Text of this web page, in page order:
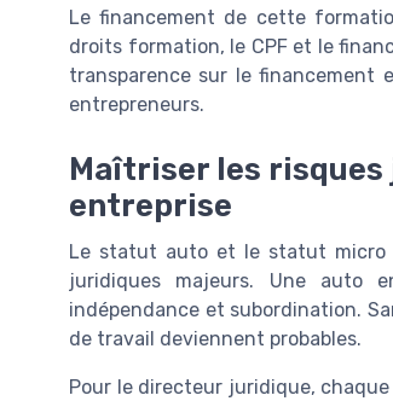
Le financement de cette
droits formation, le CPF et le
transparence sur le financement
entrepreneurs.
Maîtriser les
entreprise
Le statut auto et le statut micro
juridiques majeurs. Une auto
indépendance et subordination.
de travail deviennent probables.
Pour le directeur juridique,